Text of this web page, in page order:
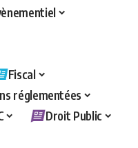
Fiscal
réglementées
Droit Public